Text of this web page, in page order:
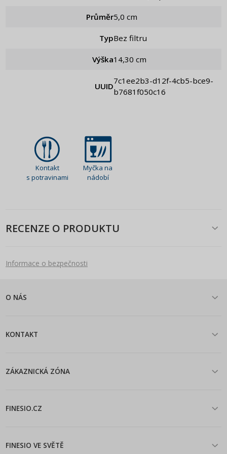
Průměr 5,0 cm
Typ Bez filtru
Výška 14,30 cm
UUID
7c1ee2b3-d12f-4cb5-bce9-
b7681f050c16
Kontakt
s potravinami
Myčka na
nádobí
RECENZE O PRODUKTU
Informace o bezpečnosti
O NÁS
KONTAKT
ZÁKAZNICKÁ ZÓNA
FINESIO.CZ
FINESIO VE SVĚTĚ